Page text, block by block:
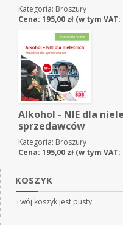
Kategoria: Broszury
Cena: 195,00 zł (w tym VAT:
Alkohol - NIE dla
sprzedawców
Kategoria: Broszury
Cena: 195,00 zł (w tym VAT:
KOSZYK
Twój koszyk jest pusty